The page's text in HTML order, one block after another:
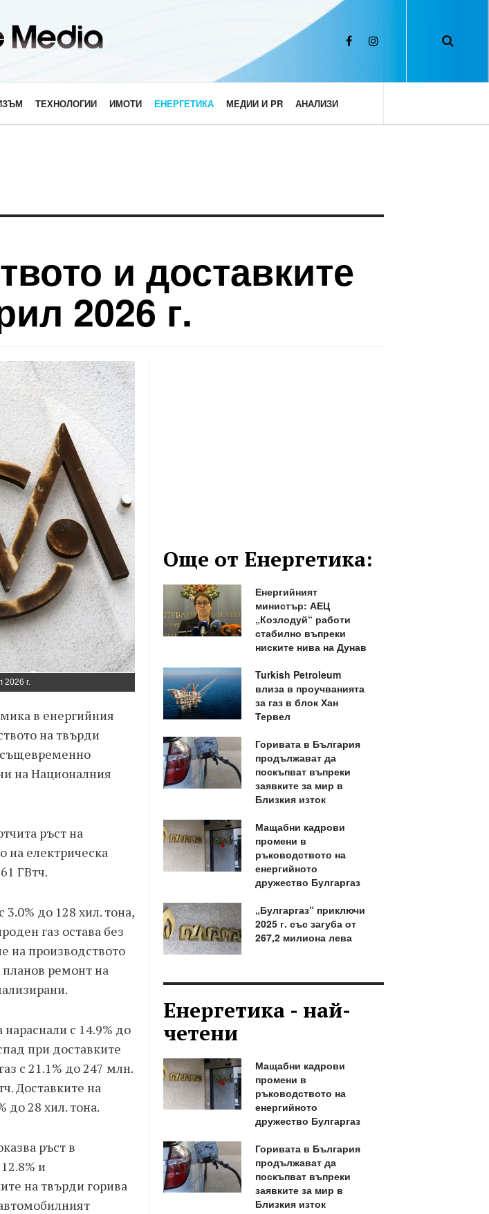
ТЕХНОЛОГИИ ИМОТИ ЕНЕРГЕТИКА МЕДИИ И PR АНАЛИЗИ
и доставките
2026 г.
2026 г.
в енергийния
на твърди
същевременно
на Националния
ръст на
на електрическа
ГВтч.
до 128 хил. тона,
газ остава без
на производството
ремонт на
с 14.9% до
при доставките
с 21.1% до 247 млн.
Доставките на
до 28 хил. тона.
ръст в
и
на твърди горива
Още от Енергетика:
Енергийният
министър: АЕЦ
„Козлодуй“ работи
стабилно въпреки
ниските нива на Дунав
Turkish Petroleum
влиза в проучванията
за газ в блок Хан
Тервел
Горивата в България
продължават да
поскъпват въпреки
заявките за мир в
Близкия изток
Мащабни кадрови
промени в
ръководството на
енергийното
дружество Булгаргаз
„Булгаргаз“ приключи
2025 г. със загуба от
267,2 милиона лева
Енергетика - най-
четени
Мащабни кадрови
промени в
ръководството на
енергийното
дружество Булгаргаз
Горивата в България
продължават да
поскъпват въпреки
заявките за мир в
Близкия изток